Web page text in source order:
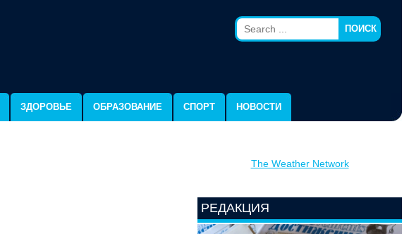
ПОИСК
ЗДОРОВЬЕ ОБРАЗОВАНИЕ СПОРТ НОВОСТИ
The Weather Network
РЕДАКЦИЯ